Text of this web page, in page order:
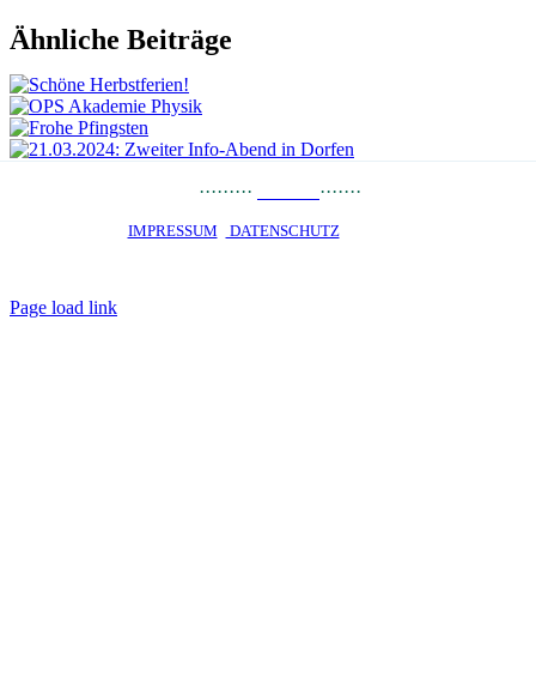
Ähnliche Beiträge
········· ·······
IMPRESSUM DATENSCHUTZ· © 2020 · OKO PRIVATE
Page load link